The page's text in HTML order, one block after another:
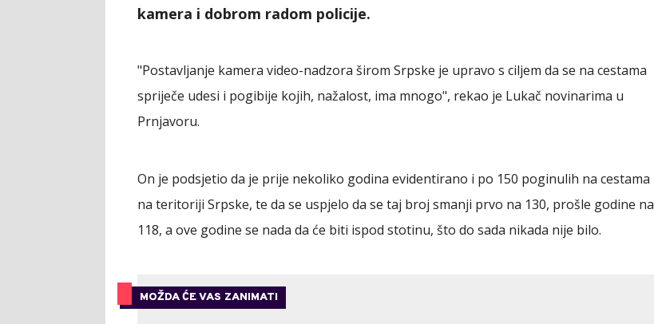
kamera i dobrom radom policije.
"Postavljanje kamera video-nadzora širom Srpske je upravo s ciljem da se na cestama
spriječe udesi i pogibije kojih, nažalost, ima mnogo", rekao je Lukač novinarima u
Prnjavoru.
On je podsjetio da je prije nekoliko godina evidentirano i po 150 poginulih na cestama
na teritoriji Srpske, te da se uspjelo da se taj broj smanji prvo na 130, prošle godine na
118, a ove godine se nada da će biti ispod stotinu, što do sada nikada nije bilo.
MOŽDA ĆE VAS ZANIMATI